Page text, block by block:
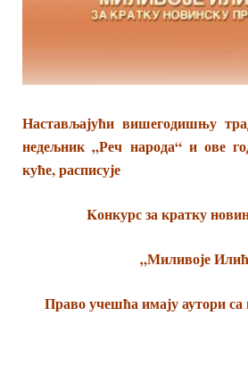
Настављајући вишегодишњу
недељник „Реч народа“ и ове
куће, расписује
Kонкурс за кратку
„Миливоје
Право учешћа имају аутори са